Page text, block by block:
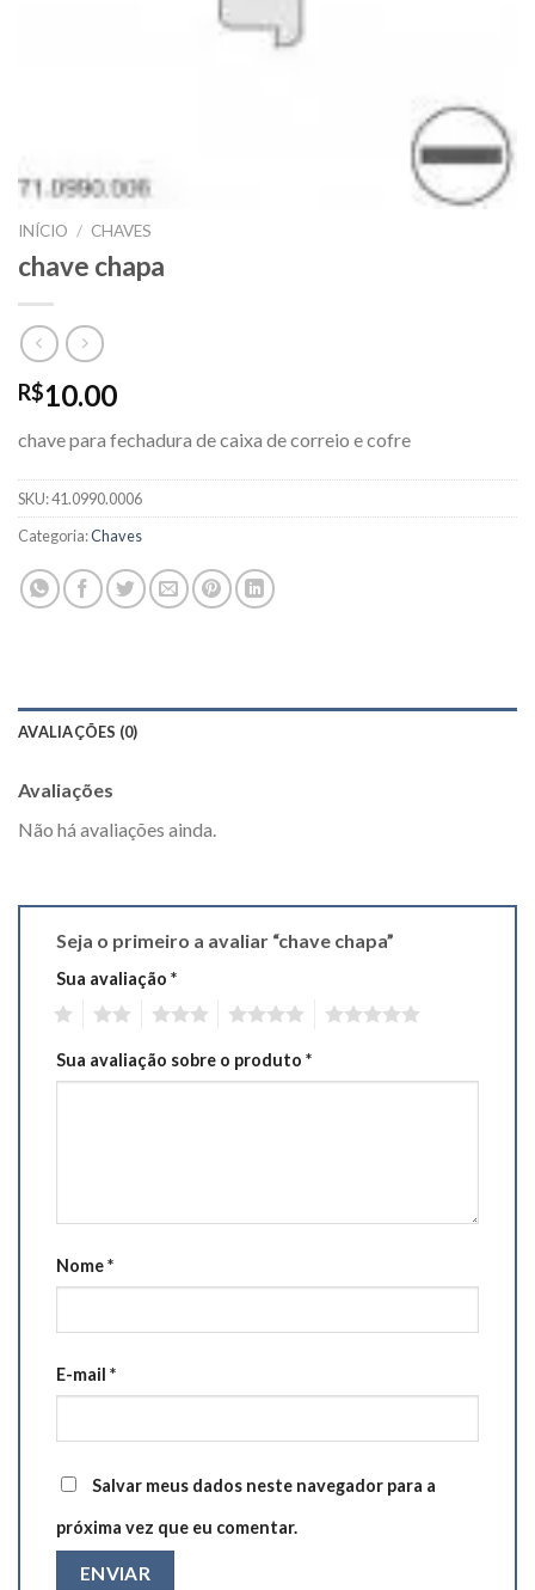
INÍCIO / CHAVES
chave chapa
R$10.00
chave para fechadura de caixa de correio e cofre
SKU:41.0990.0006
Categoria:Chaves
AVALIAÇÕES (0)
Avaliações
Não há avaliações ainda.
Seja o primeiro a avaliar “chave chapa”
Sua avaliação *
Sua avaliação sobre o produto *
Nome*
E-mail *
Salvar meus dados neste navegador para a
próxima vez que eu comentar.